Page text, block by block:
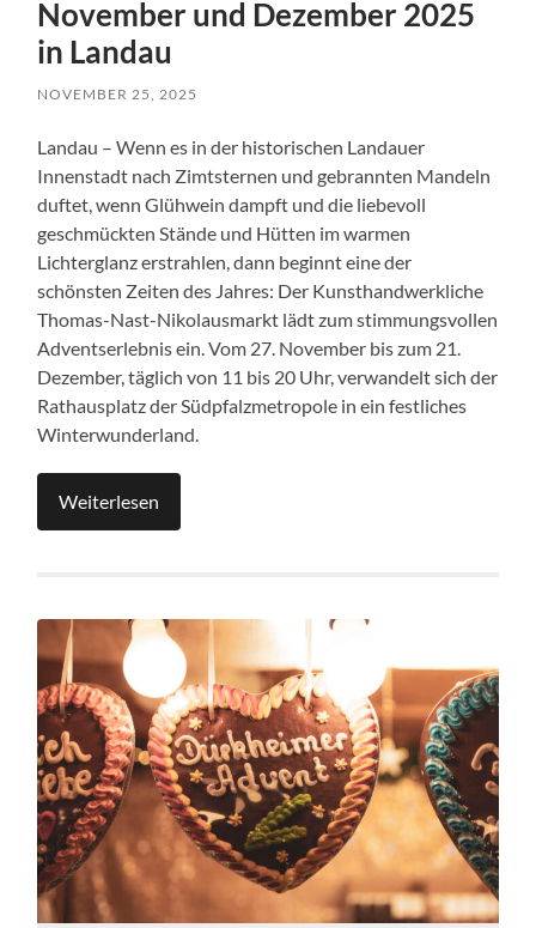
November und Dezember 2025
in Landau
NOVEMBER 25, 2025
Landau – Wenn es in der historischen Landauer
Innenstadt nach Zimtsternen und gebrannten Mandeln
duftet, wenn Glühwein dampft und die liebevoll
geschmückten Stände und Hütten im warmen
Lichterglanz erstrahlen, dann beginnt eine der
schönsten Zeiten des Jahres: Der Kunsthandwerkliche
Thomas-Nast-Nikolausmarkt lädt zum stimmungsvollen
Adventserlebnis ein. Vom 27. November bis zum 21.
Dezember, täglich von 11 bis 20 Uhr, verwandelt sich der
Rathausplatz der Südpfalzmetropole in ein festliches
Winterwunderland.
Weiterlesen